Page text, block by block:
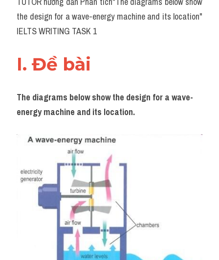
Task 2
Từ vựng theo topic
Grammar
Map
Cam
Environment
Đề thi thật Task 1
Process
Task 1
Đề thi IELTS thật
the design for a wave-energy machine and its location"
IELTS WRITING TASK 1
I. Đề bài
The diagrams below show the design for a wave-
energy machine and its location.